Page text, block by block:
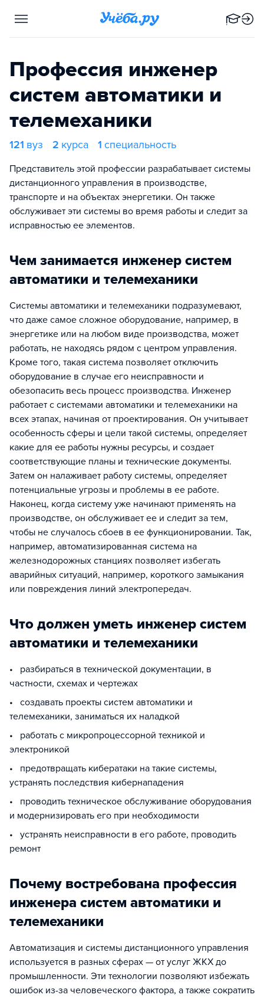
Профессия инженер
систем автоматики и
телемеханики
121 вуз 2 курса 1 специальность
Представитель этой профессии разрабатывает системы
дистанционного управления в производстве,
транспорте и на объектах энергетики. Он также
обслуживает эти системы во время работы и следит за
исправностью ее элементов.
Чем занимается инженер систем
автоматики и телемеханики
Системы автоматики и телемеханики подразумевают,
что даже самое сложное оборудование, например, в
энергетике или на любом виде производства, может
работать, не находясь рядом с центром управления.
Кроме того, такая система позволяет отключить
оборудование в случае его неисправности и
обезопасить весь процесс производства. Инженер
работает с системами автоматики и телемеханики на
всех этапах, начиная от проектирования. Он учитывает
особенность сферы и цели такой системы, определяет
какие для ее работы нужны ресурсы, и создает
соответствующие планы и технические документы.
Затем он налаживает работу системы, определяет
потенциальные угрозы и проблемы в ее работе.
Наконец, когда систему уже начинают применять на
производстве, он обслуживает ее и следит за тем,
чтобы не случалось сбоев в ее функционировании. Так,
например, автоматизированная система на
железнодорожных станциях позволяет избегать
аварийных ситуаций, например, короткого замыкания
или повреждения линий электропередач.
Что должен уметь инженер систем
автоматики и телемеханики
• разбираться в технической документации, в
частности, схемах и чертежах
• создавать проекты систем автоматики и
телемеханики, заниматься их наладкой
• работать с микропроцессорной техникой и
электроникой
• предотвращать кибератаки на такие системы,
устранять последствия кибернападения
• проводить техническое обслуживание оборудования
и модернизировать его при необходимости
• устранять неисправности в его работе, проводить
ремонт
Почему востребована профессия
инженера систем автоматики и
телемеханики
Автоматизация и системы дистанционного управления
используется в разных сферах — от услуг ЖКХ до
промышленности. Эти технологии позволяют избежать
ошибок из-за человеческого фактора, а также сократить